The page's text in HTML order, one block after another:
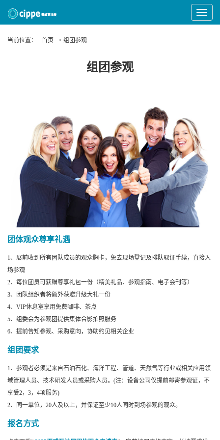
Toggle
当前位置：
首页 > 组团参观
组团参观
团体观众尊享礼遇
1、展前收到所有团队成员的观众胸卡，免去现场登记及排队取证手续，直接入
场参观
2、每位团员可获赠尊享礼包一份（精美礼品、参观指南、电子会刊等）
3、团队组织者将额外获赠升级大礼一份
4、VIP休息室享用免费咖啡、茶点
5、组委会为参观团提供集体合影拍照服务
6、提前告知参观、采购意向，协助约见相关企业
组团要求
1、参观者必须是来自石油石化、海洋工程、管道、天然气等行业或相关应用领
域管理人员、技术研发人员或采购人员。(注：设备公司仅提前邮寄参观证，不
享受2，3，4项服务)
2、同一单位，20人及以上，并保证至少10人同时到场参观的观众。
报名方式